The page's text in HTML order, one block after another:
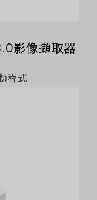
影像擷取器
程式